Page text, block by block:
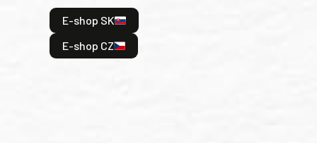
E-shop SK
E-shop CZ